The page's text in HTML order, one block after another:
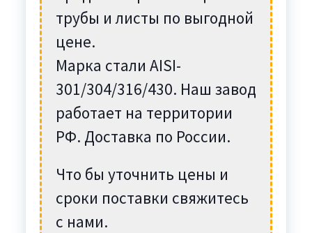
трубы и листы по выгодной
цене.
Марка стали AISI-
301/304/316/430. Наш завод
работает на территории
РФ. Доставка по России.
Что бы уточнить цены и
сроки поставки свяжитесь
с нами.